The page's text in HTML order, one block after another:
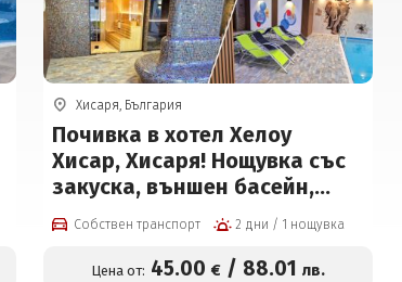
Хисаря, България
Почивка в хотел Хелоу
Хисар, Хисаря! Нощувка със
закуска, външен басейн,
вътрешен минерален с
джакузи, сауна и парна баня
на цени от 45 € на човек
Собствен транспорт 2 дни / 1 нощувка
Цена от: 45.00 €/ 88.01 лв.